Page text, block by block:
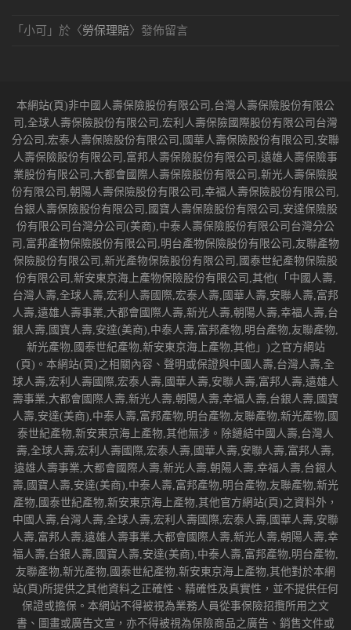
「 小可 」於〈勞保理賠〉發佈留言
本網站(頁)非中國人壽保險股份有限公司,台灣人壽保險股份有限公
司,全球人壽保險股份有限公司,宏利人壽保險國際股份有限公司台灣
分公司,宏泰人壽保險股份有限公司,國華人壽保險股份有限公司,安聯
人壽保險股份有限公司,富邦人壽保險股份有限公司,遠雄人壽保險事
業股份有限公司,大都會國際人壽保險股份有限公司,新光人壽保險股
份有限公司,朝陽人壽保險股份有限公司,幸福人壽保險股份有限公司,
台銀人壽保險股份有限公司,國寶人壽保險股份有限公司,安達保險股
份有限公司台灣分公司(美商),中泰人壽保險股份有限公司台灣分公
司,富邦產物保險股份有限公司,明台產物保險股份有限公司,友聯產物
保險股份有限公司,新光產物保險股份有限公司,國泰世紀產物保險股
份有限公司,新安東京海上產物保險股份有限公司,其他(「中國人壽,
台灣人壽,全球人壽,宏利人壽國際,宏泰人壽,國華人壽,安聯人壽,富邦
人壽,遠雄人壽事業,大都會國際人壽,新光人壽,朝陽人壽,幸福人壽,台
銀人壽,國寶人壽,安達(美商),中泰人壽,富邦產物,明台產物,友聯產物,
新光產物,國泰世紀產物,新安東京海上產物,其他」)之官方網站
(頁)。本網站(頁)之相關內容、聲明或保證與中國人壽,台灣人壽,全
球人壽,宏利人壽國際,宏泰人壽,國華人壽,安聯人壽,富邦人壽,遠雄人
壽事業,大都會國際人壽,新光人壽,朝陽人壽,幸福人壽,台銀人壽,國寶
人壽,安達(美商),中泰人壽,富邦產物,明台產物,友聯產物,新光產物,國
泰世紀產物,新安東京海上產物,其他無涉。除鏈結中國人壽,台灣人
壽,全球人壽,宏利人壽國際,宏泰人壽,國華人壽,安聯人壽,富邦人壽,
遠雄人壽事業,大都會國際人壽,新光人壽,朝陽人壽,幸福人壽,台銀人
壽,國寶人壽,安達(美商),中泰人壽,富邦產物,明台產物,友聯產物,新光
產物,國泰世紀產物,新安東京海上產物,其他官方網站(頁)之資料外，
中國人壽,台灣人壽,全球人壽,宏利人壽國際,宏泰人壽,國華人壽,安聯
人壽,富邦人壽,遠雄人壽事業,大都會國際人壽,新光人壽,朝陽人壽,幸
福人壽,台銀人壽,國寶人壽,安達(美商),中泰人壽,富邦產物,明台產物,
友聯產物,新光產物,國泰世紀產物,新安東京海上產物,其他對於本網
站(頁)所提供之其他資料之正確性、精確性及真實性，並不提供任何
保證或擔保。本網站不得被視為業務人員從事保險招攬所用之文
書、圖畫或廣告文宣，亦不得被視為保險商品之廣告、銷售文件或